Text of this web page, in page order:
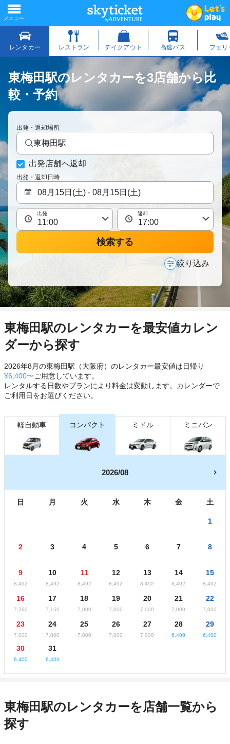
東梅田駅のレンタカーを3店舗から比
較・予約
出発・返却場所
東梅田駅
出発店舗へ返却
出発・返却日時
出発 返却
検索する
絞り込み
東梅田駅のレンタカーを最安値カレン
ダーから探す
2026年8月の東梅田駅（大阪府）のレンタカー最安値は日帰り
¥6,400〜ご用意しています。
レンタルする日数やプランにより料金は変動します。カレンダーで
ご利用日をお選びください。
軽自動車 コンパクト ミドル ミニバン
2026/08
日 月 火 水 木 金 土
1
2 3 4 5 6 7 8
9
8,492
10
8,492
11
8,492
12
8,492
13
8,492
14
8,492
15
8,492
16
7,260
17
7,150
18
7,000
19
7,000
20
7,000
21
7,000
22
7,000
23
7,000
24
7,000
25
7,000
26
7,000
27
7,000
28
6,400
29
6,400
30
6,400
31
6,400
東梅田駅のレンタカーを店舗一覧から
探す